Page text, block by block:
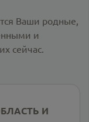
Ваши родные,
и
сейчас.
И